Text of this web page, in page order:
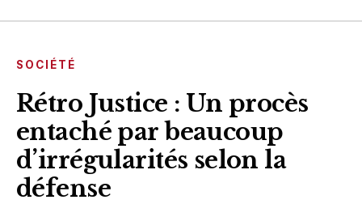
SOCIÉTÉ
Rétro Justice : Un procès
entaché par beaucoup
d’irrégularités selon la
défense